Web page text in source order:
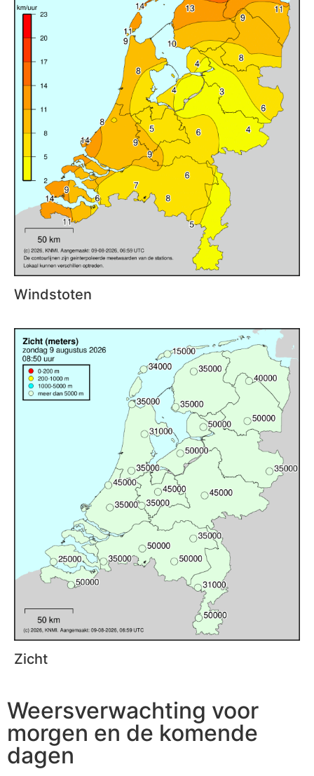
Windstoten
Zicht
Weersverwachting voor
morgen en de komende
dagen